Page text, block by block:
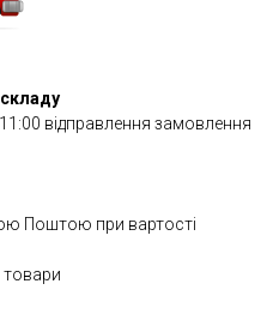
відправлення замовлення
Поштою при вартості
товари